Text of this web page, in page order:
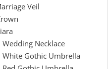
Veil
Necklace
Gothic Umbrella